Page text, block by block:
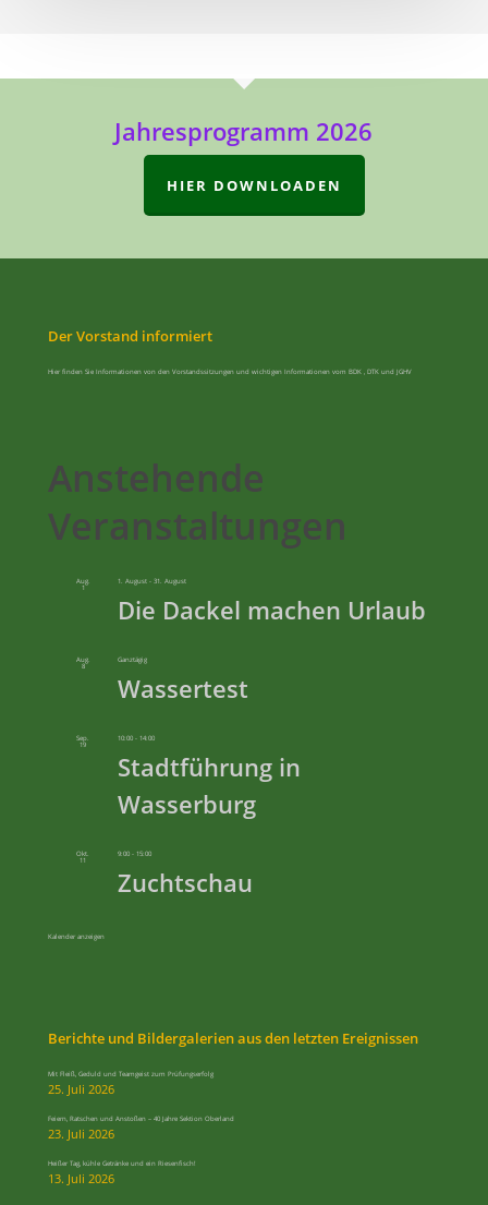
Jahresprogramm 2026
HIER DOWNLOADEN
Der Vorstand informiert
Hier finden Sie Informationen von den Vorstandssitzungen und wichtigen Informationen vom BDK , DTK und JGHV
Anstehende
Veranstaltungen
Aug.
1
1. August -31. August
Die Dackel machen Urlaub
Aug.
8
Ganztägig
Wassertest
Sep.
19
10:00 -14:00
Stadtführung in
Wasserburg
Okt.
11
9:00 -15:00
Zuchtschau
Kalender anzeigen
Berichte und Bildergalerien aus den letzten Ereignissen
Mit Fleiß, Geduld und Teamgeist zum Prüfungserfolg
25. Juli 2026
Feiern, Ratschen und Anstoßen – 40 Jahre Sektion Oberland
23. Juli 2026
Heißer Tag, kühle Getränke und ein Riesenfisch!
13. Juli 2026